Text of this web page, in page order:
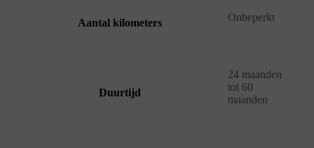
Aantal kilometers Onbeperkt
Duurtijd
24 maanden
tot 60
maanden